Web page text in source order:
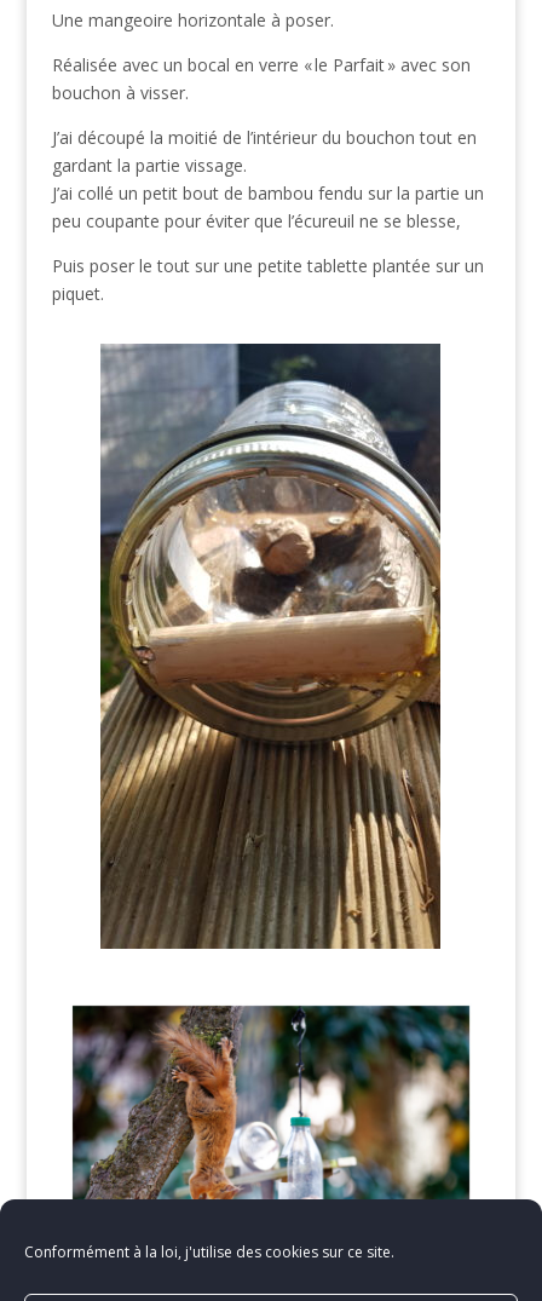
Conformément à la loi, j'utilise des cookies sur ce site.
Une mangeoire horizontale à poser.
Réalisée avec un bocal en verre « le Parfait » avec son
bouchon à visser.
J’ai découpé la moitié de l’intérieur du bouchon tout en
gardant la partie vissage.
J’ai collé un petit bout de bambou fendu sur la partie un
peu coupante pour éviter que l’écureuil ne se blesse,
Puis poser le tout sur une petite tablette plantée sur un
piquet.